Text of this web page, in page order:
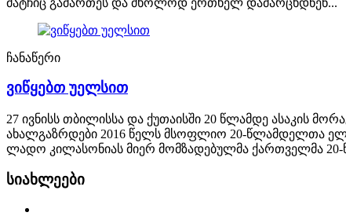
ჩანაწერი
ვიწყებთ უელსით
27 ივნისს თბილისსა და ქუთაისში 20 წლამდე ასაკის
ახალგაზრდები 2016 წელს მსოფლიო 20-წლამდელთა
ლადო კილასონიას მიერ მომზადებულმა ქართველმა
სიახლეები